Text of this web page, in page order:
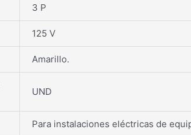
3 P
125 V
Amarillo.
UND
Para instalaciones eléctricas de